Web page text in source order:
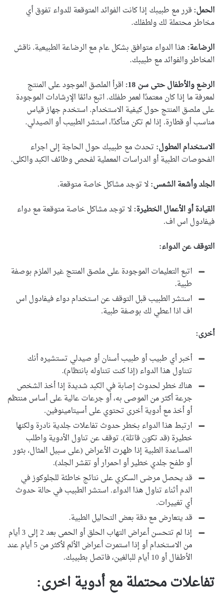
الحمل:قرر مع طبيبك إذا كانت الفوائد المتوقعة للدواء تفوق أي
مخاطر محتملة لك ولطفلك.
الرضاعة: هذا الدواء متوافق بشكل عام مع الرضاعة الطبيعية. ناقش
المخاطر والفوائد مع طبيبك.
الرضع والأطفال حتى سن 18:
اقرأ الملصق الموجود على المنتج
لمعرفة ما إذا كان معتمدًا لعمر طفلك. اتبع دائمًا الإرشادات الموجودة
على ملصق المنتج حول كيفية الاستخدام. استخدم جهاز قياس
مناسب أو قطارة. إذا لم تكن متأكدًا، استشر الطبيب أو الصيدلي.
الاستخدام المطول: تحدث مع طبيبك حول الحاجة إلى اجراء
الفحوصات الطبية أو الدراسات المعملية لفحص وظائف الكبد والكلى.
الجلد وأشعة الشمس:لا توجد مشاكل خاصة متوقعة.
القيادة أو الأعمال الخطيرة:لا توجد مشاكل خاصة متوقعة مع دواء
فيفادول اس اف.
التوقف عن الدواء:
اتبع التعليمات الموجودة على ملصق المنتج غير الملزم بوصفة
طبية.
استشر الطبيب قبل التوقف عن استخدام دواء فيفادول اس
اف اذا اعطي لك بوصفة طبية.
أخرى:
أخبر أي طبيب أو طبيب أسنان أو صيدلي تستشيره أنك
تتناول هذا الدواء (إذا كنت تتناوله بانتظام).
هناك خطر لحدوث إصابة في الكبد شديدة إذا أخذ الشخص
جرعة أكثر من الموصى به، أو جرعات عالية على أساس منتظم
أو أخذ مع أدوية أخرى تحتوي على أسيتامينوفين.
ارتبط هذا الدواء بخطر حدوث تفاعلات جلدية نادرة ولكنها
خطيرة (قد تكون قاتلة). توقف عن تناول الأدوية واطلب
المساعدة الطبية إذا ظهرت الأعراض (على سبيل المثال، بثور
أو طفح جلدي خطير أو احمرار أو تقشر الجلد).
قد يحصل مرضى السكري على نتائج خاطئة للجلوكوز في
الدم أثناء تناول هذا الدواء. استشر الطبيب في حالة حدوث
أي تغييرات.
قد يتعارض مع دقة بعض التحاليل الطبية.
إذا لم تتحسن أعراض التهاب الحلق أو الحمى بعد 2 إلى 3 أيام
من الاستخدام أو إذا استمرت أعراض الألم لأكثر من 5 أيام عند
الأطفال أو 10 أيام للبالغين، فاتصل بطبيبك.
تفاعلات محتملة مع أدوية اخرى: